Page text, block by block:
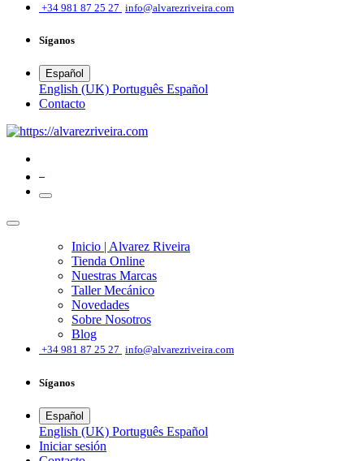
+34 981 87 25 27 info@alvarezriveira.com
Síganos
Español
English (UK) Português Español
​Contacto
Inicio | Alvarez Riveira
Tienda Online
Nuestras Marcas
Taller Mecánico
Novedades
Sobre Nosotros
Blog
+34 981 87 25 27 info@alvarezriveira.com
Síganos
Español
English (UK) Português Español
Iniciar sesión